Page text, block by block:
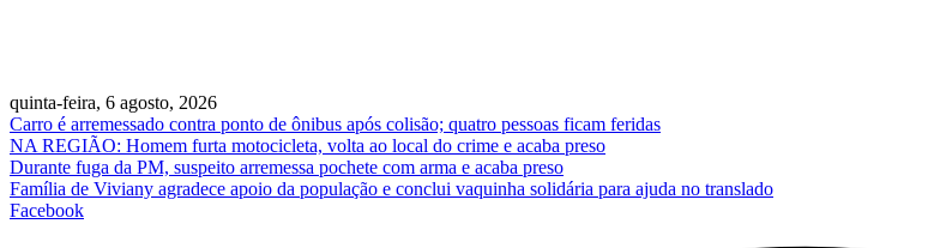
quinta-feira, 6 agosto, 2026
Carro é arremessado contra ponto de ônibus após colisão; quatro pessoas ficam feridas
NA REGIÃO: Homem furta motocicleta, volta ao local do crime e acaba preso
Durante fuga da PM, suspeito arremessa pochete com arma e acaba preso
Família de Viviany agradece apoio da população e conclui vaquinha solidária para ajuda no translado
Facebook